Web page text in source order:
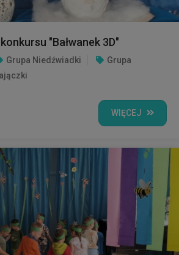
"Bałwanek 3D"
Grupa Niedźwiadki
Grupa
WIĘCEJ